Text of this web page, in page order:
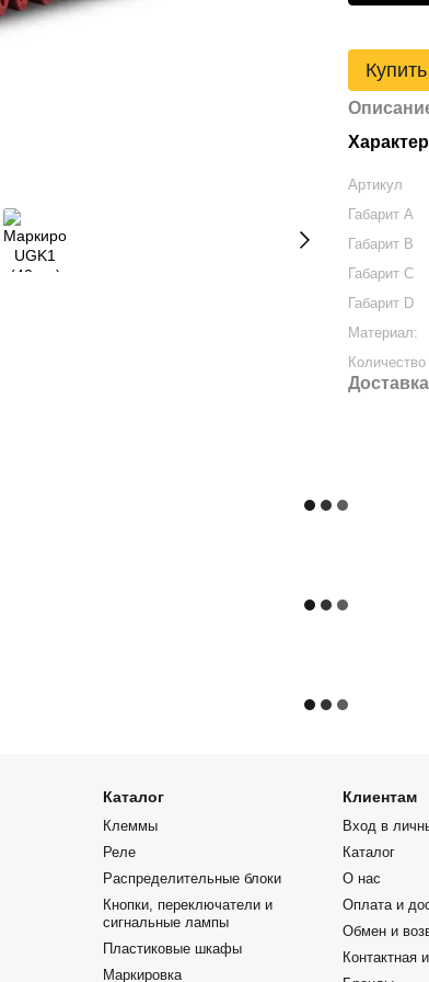
Купить
Артикул
Габарит A
Габарит B
Габарит C
Габарит D
Материал:
Доставка
Каталог
Клеммы
Реле
Распределительные блоки
Кнопки, переключатели и
сигнальные лампы
Пластиковые шкафы
Маркировка
Клиентам
Вход в
Каталог
О нас
Оплата и
Обмен и
Контактная